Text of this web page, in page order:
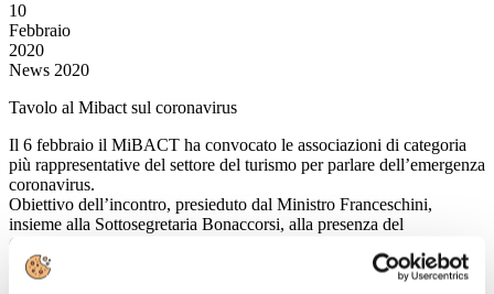
10
Febbraio
2020
News 2020
Tavolo al Mibact sul coronavirus
Il 6 febbraio il MiBACT ha convocato le associazioni di categoria
più rappresentative del settore del turismo per parlare dell’emergenza
coronavirus.
Obiettivo dell’incontro, presieduto dal Ministro Franceschini,
insieme alla Sottosegretaria Bonaccorsi, alla presenza del
Commissario straordinario della Protezione Civile Borrelli e di
alcuni rappresentanti dell'Unità di crisi della Farnesina e dell’ENIT,
è stato comprendere l’impatto della crisi sanitaria sul nostro settore al